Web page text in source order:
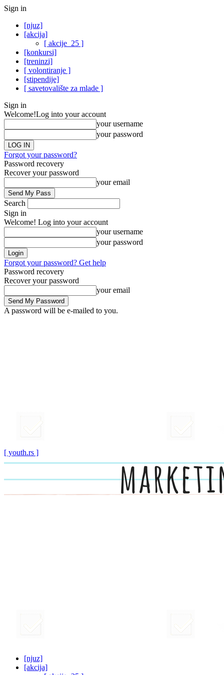
Sign in
[njuz]
[akcija]
[ akcije_25 ]
[konkursi]
[treninzi]
[ volontiranje ]
[stipendije]
[ savetovalište za mlade ]
Sign in
Welcome!Log into your account
your username
your password
Forgot your password?
Password recovery
Recover your password
your email
Search
Sign in
Welcome! Log into your account
your username
your password
Forgot your password? Get help
Password recovery
Recover your password
your email
A password will be e-mailed to you.
[ youth.rs ]
[njuz]
[akcija]